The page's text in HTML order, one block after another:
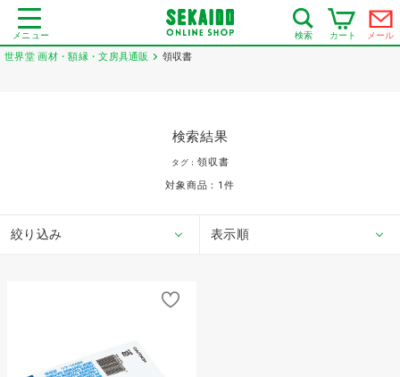
メニュー 検索 カート メール
世界堂 画材・額縁・文房具通販 領収書
検索結果
タグ： 領収書
対象商品： 1 件
絞り込み 表示順